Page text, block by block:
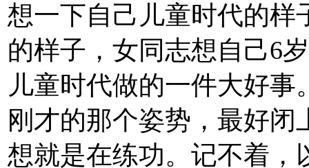
想一下自己儿童时代的样
的样子，女同志想自己6
儿童时代做的一件大好
刚才的那个姿势，最好
想就是在练功。记不着，